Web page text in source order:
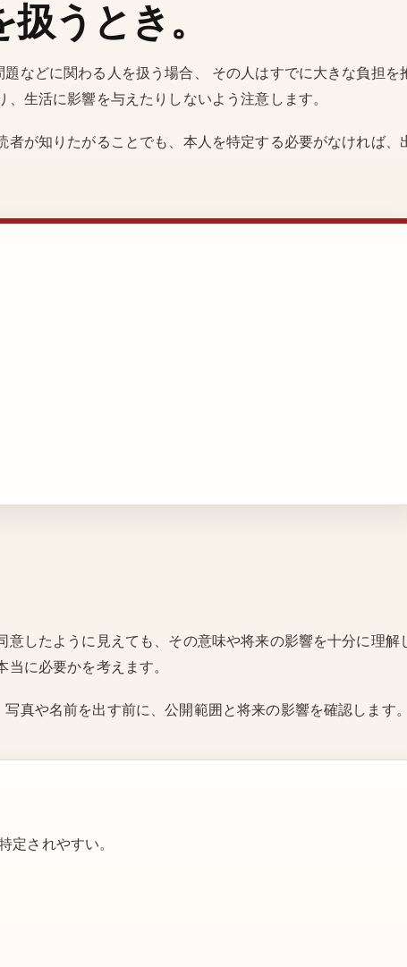
うとき。
などに関わる人を扱う場合、 その人はすでに大きな負担を
生活に影響を与えたりしないよう注意します。
が知りたがることでも、本人を特定する必要がなければ、
したように見えても、その意味や将来の影響を十分に理解
に必要かを考えます。
真や名前を出す前に、公開範囲と将来の影響を確認します。
されやすい。